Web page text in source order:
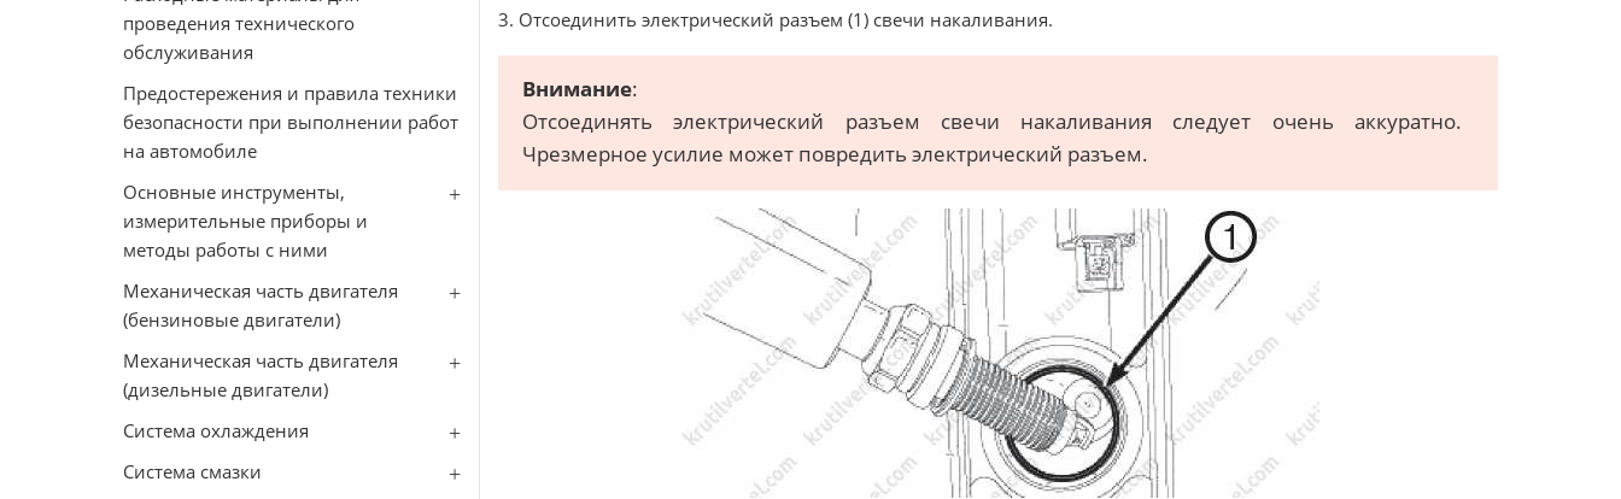
проведения технического
обслуживания
Предостережения и правила техники
безопасности при выполнении работ
на автомобиле
Основные инструменты,
измерительные приборы и
методы работы с ними
Механическая часть двигателя
(бензиновые двигатели)
Механическая часть двигателя
(дизельные двигатели)
Система охлаждения
Система смазки
3. Отсоединить электрический разъем (1) свечи накаливания.
Внимание:
Отсоединять электрический разъем свечи накаливания следует очень аккуратно.
Чрезмерное усилие может повредить электрический разъем.